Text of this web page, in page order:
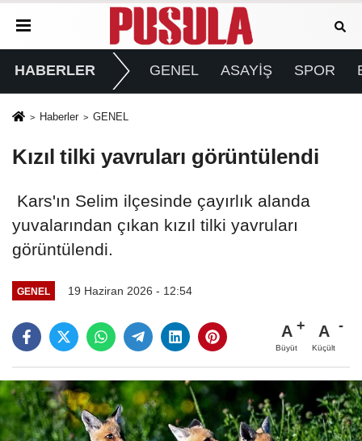
HABERLER GENEL ASAYİŞ SPOR
Haberler GENEL
Kızıl tilki yavruları görüntülendi
Kars'ın Selim ilçesinde çayırlık alanda
yuvalarından çıkan kızıl tilki yavruları
görüntülendi.
GENEL 19 Haziran 2026 - 12:54
A
Büyüt
A
Küçült